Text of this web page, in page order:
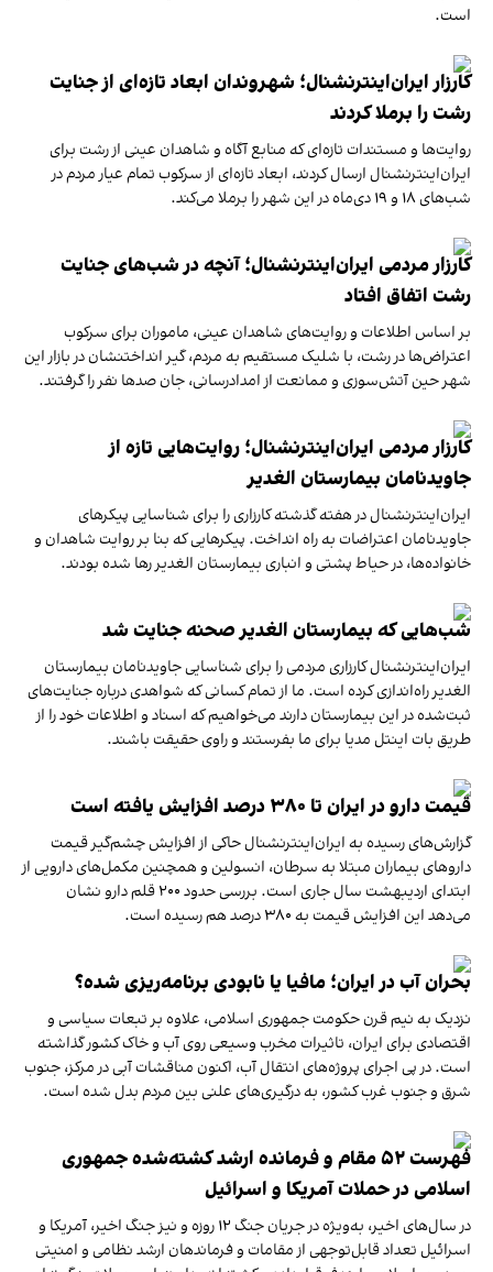
است.
کارزار ایران‌اینترنشنال؛ شهروندان ابعاد تازه‌ای از جنایت
رشت را برملا کردند
روایت‌ها و مستندات تازه‌ای که منابع آگاه و شاهدان عینی از رشت برای
ایران‌اینترنشنال ارسال کردند، ابعاد تازه‌ای از سرکوب تمام عیار مردم در
شب‌های ۱۸ و ۱۹ دی‌ماه در این شهر را برملا می‌کند.
کارزار مردمی ایران‌اینترنشنال؛ آنچه در شب‌های جنایت
رشت اتفاق افتاد
بر اساس اطلاعات و روایت‌های شاهدان عینی، ماموران برای سرکوب
اعتراض‌ها در رشت، با شلیک مستقیم به مردم، گیر انداختنشان در بازار این
شهر حین آتش‌سوزی و ممانعت از امداد‌رسانی، جان صد‌ها نفر را گرفتند.
کارزار مردمی ایران‌اینترنشنال؛ روایت‌هایی تازه از
جاوید‌نامان بیمارستان الغدیر
ایران‌اینترنشنال در هفته گذشته کارزاری را برای شناسایی پیکرهای
جاویدنامان اعتراضات به راه انداخت. پیکرهایی که بنا بر روایت شاهدان و
خانواده‌ها، در حیاط پشتی و انباری بیمارستان الغدیر رها شده بودند.
شب‌هایی که بیمارستان الغدیر صحنه جنایت شد
ایران‌اینترنشنال کارزاری مردمی را برای شناسایی جاوید‌نامان بیمارستان
الغدیر راه‌اندازی کرده است. ما از تمام کسانی که شواهدی درباره جنایت‌های
ثبت‌شده در این بیمارستان دارند می‌خواهیم که اسناد و اطلاعات خود را از
طریق بات اینتل مدیا برای ما بفرستند و راوی حقیقت باشند.
قیمت دارو در ایران تا ۳۸۰ درصد افزایش یافته است
گزارش‌های رسیده به ایران‌اینترنشنال حاکی از افزایش چشم‌گیر قیمت
داروهای بیماران مبتلا به سرطان، انسولین و همچنین مکمل‌های دارویی از
ابتدای اردیبهشت سال جاری است. بررسی حدود ۲۰۰ قلم دارو نشان
می‌دهد این افزایش قیمت به ۳۸۰ درصد هم رسیده است.
بحران آب در ایران؛ مافیا یا نابودی برنامه‌ریزی شده؟
نزدیک به نیم قرن حکومت جمهوری اسلامی، علاوه بر تبعات سیاسی و
اقتصادی برای ایران، تاثیرات مخرب وسیعی روی آب و خاک کشور گذاشته
است. در پی اجرای پروژه‌های انتقال آب، اکنون مناقشات آبی در مرکز، جنوب
شرق و جنوب غرب کشور، به درگیری‌های علنی بین مردم بدل شده است.
فهرست ۵۲ مقام و فرمانده ارشد کشته‌شده جمهوری
اسلامی در حملات آمریکا و اسرائیل
در سال‌های اخیر، به‌ویژه در جریان جنگ ۱۲ روزه و نیز جنگ اخیر، آمریکا و
اسرائیل تعداد قابل‌توجهی از مقامات و فرماندهان ارشد نظامی و امنیتی